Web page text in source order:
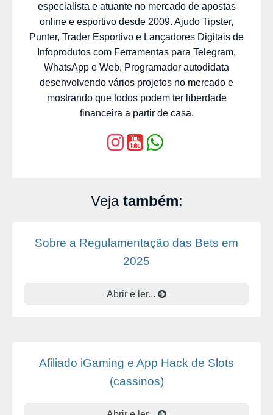
especialista e atuante no mercado de apostas
online e esportivo desde 2009. Ajudo Tipster,
Punter, Trader Esportivo e Lançadores Digitais de
Infoprodutos com Ferramentas para Telegram,
WhatsApp e Web. Programador autodidata
desenvolvendo vários projetos no mercado e
mostrando que todos podem ter liberdade
financeira a partir de casa.
Veja também:
Sobre a Regulamentação das Bets em
2025
Abrir e ler...
Afiliado iGaming e App Hack de Slots
(cassinos)